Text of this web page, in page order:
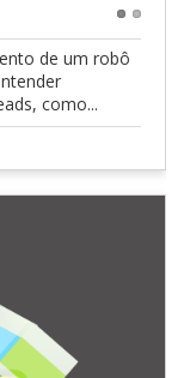
de um robô
como...